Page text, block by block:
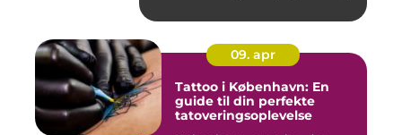
09. apr
Tattoo i København: En
guide til din perfekte
tatoveringsoplevelse